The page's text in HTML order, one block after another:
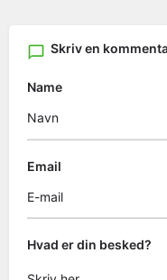
Skriv en
Name
Email
Hvad er din besked?